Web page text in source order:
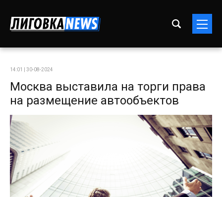
14:01 | 30-08-2024
Москва выставила на торги права
на размещение автообъектов